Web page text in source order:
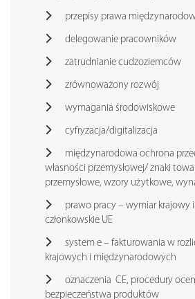
przepisy prawa
delegowanie pracowników
zatrudnianie cudzoziemców
zrównoważony rozwój
wymagania środowiskowe
cyfryzacja/digitalizacja
międzynarodowa ochrona
własności przemysłowej/ znaki
przemysłowe, wzory użytkowe,
prawo pracy – wymiar krajowy
członkowskie UE
system e – fakturowania w
krajowych i międzynarodowych
oznaczenia CE, procedury
bezpieczeństwa produktów